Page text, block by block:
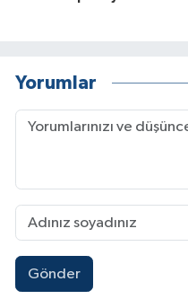
Yorumlar
Gönder